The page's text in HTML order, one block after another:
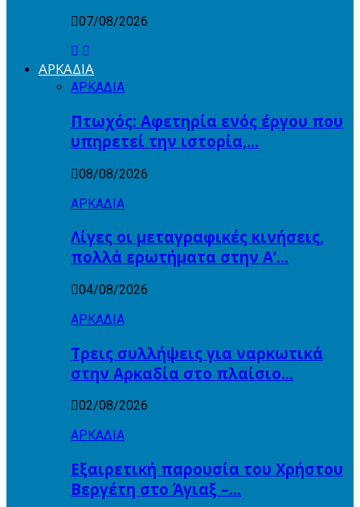
07/08/2026
ΑΡΚΑΔΙΑ
ΑΡΚΑΔΙΑ
Πτωχός: Αφετηρία ενός έργου που
υπηρετεί την ιστορία,…
08/08/2026
ΑΡΚΑΔΙΑ
Λίγες οι μεταγραφικές κινήσεις,
πολλά ερωτήματα στην Α’…
04/08/2026
ΑΡΚΑΔΙΑ
Τρεις συλλήψεις για ναρκωτικά
στην Αρκαδία στο πλαίσιο…
02/08/2026
ΑΡΚΑΔΙΑ
Εξαιρετική παρουσία του Χρήστου
Βεργέτη στο Άγιαξ –…